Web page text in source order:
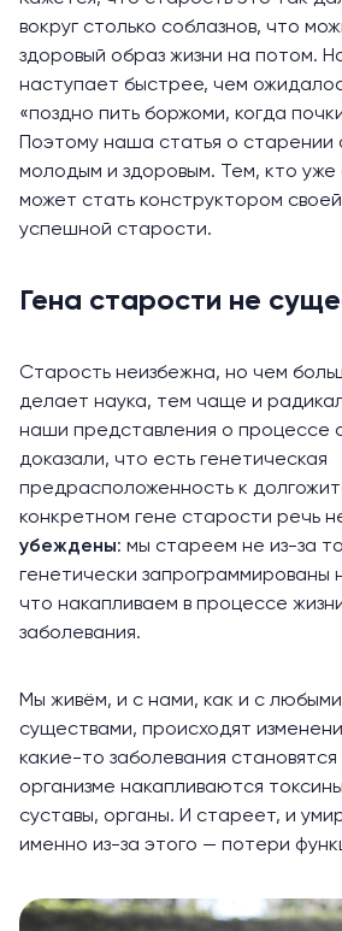
вокруг столько соблазнов, что
здоровый образ жизни на потом.
наступает быстрее, чем
«поздно пить боржоми, когда
Поэтому наша статья о старении
молодым и здоровым. Тем, кто уже
может стать конструктором
успешной старости.
Гена старости не
Старость неизбежна, но чем
делает наука, тем чаще и
наши представления о процессе
доказали, что есть генетическая
предрасположенность к
конкретном гене старости речь
убеждены: мы стареем не из-за
генетически запрограммированы
что накапливаем в процессе
заболевания.
Мы живём, и с нами, как и с
существами, происходят
какие-то заболевания
организме накапливаются
суставы, органы. И стареет, и
именно из-за этого — потери